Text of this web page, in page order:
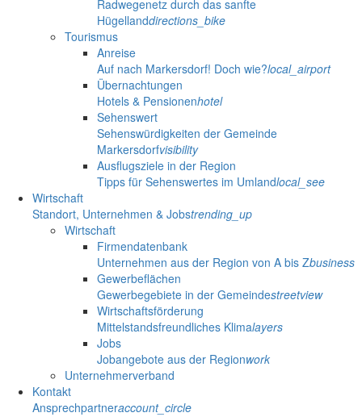
Radwegenetz durch das sanfte
Hügellanddirections_bike
Tourismus
Anreise
Auf nach Markersdorf! Doch wie?local_airport
Übernachtungen
Hotels & Pensionenhotel
Sehenswert
Sehenswürdigkeiten der Gemeinde
Markersdorfvisibility
Ausflugsziele in der Region
Tipps für Sehenswertes im Umlandlocal_see
Wirtschaft
Standort, Unternehmen & Jobstrending_up
Wirtschaft
Firmendatenbank
Unternehmen aus der Region von A bis Zbusiness
Gewerbeflächen
Gewerbegebiete in der Gemeindestreetview
Wirtschaftsförderung
Mittelstandsfreundliches Klimalayers
Jobs
Jobangebote aus der Regionwork
Unternehmerverband
Kontakt
Ansprechpartneraccount_circle